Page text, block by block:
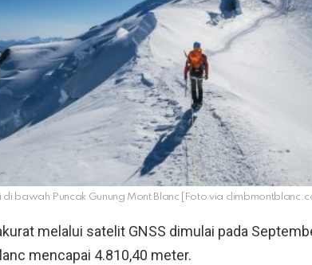
di bawah Puncak Gunung Mont Blanc [Foto via
melalui satelit GNSS dimulai pada
mencapai 4.810,40 meter.